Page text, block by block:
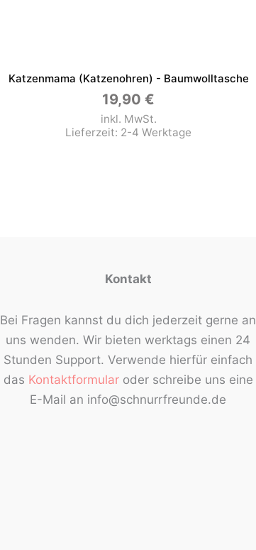
Katzenmama (Katzenohren) - Baumwolltasche
19,90 €
inkl. MwSt.
Lieferzeit: 2-4 Werktage
Kontakt
Bei Fragen kannst du dich jederzeit gerne an
uns wenden. Wir bieten werktags einen 24
Stunden Support. Verwende hierfür einfach
das Kontaktformularoder schreibe uns eine
E-Mail an info@schnurrfreunde.de